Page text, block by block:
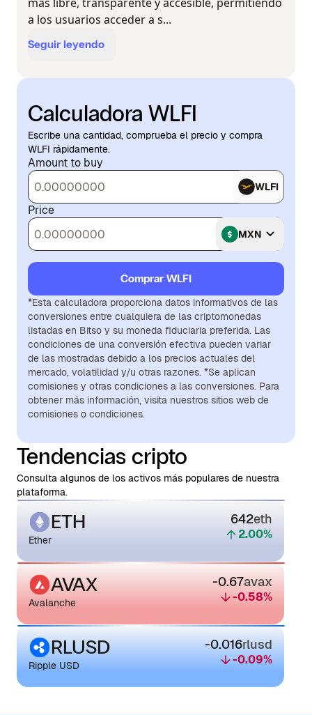
a los usuarios acceder a s...
Seguir leyendo
Calculadora WLFI
Escribe una cantidad, comprueba el precio y compra
WLFI rápidamente.
Amount to buy
WLFI
Price
MXN
Comprar WLFI
*Esta calculadora proporciona datos informativos de las
conversiones entre cualquiera de las criptomonedas
listadas en Bitso y su moneda fiduciaria preferida. Las
condiciones de una conversión efectiva pueden variar
de las mostradas debido a los precios actuales del
mercado, volatilidad y/u otras razones. *Se aplican
comisiones y otras condiciones a las conversiones. Para
obtener más información, visita nuestros sitios web de
comisiones o condiciones.
Tendencias cripto
Consulta algunos de los activos más populares de nuestra
plataforma.
ETH
Ether
642eth
2.00%
AVAX
Avalanche
-0.67avax
-0.58%
RLUSD
Ripple USD
-0.016rlusd
-0.09%